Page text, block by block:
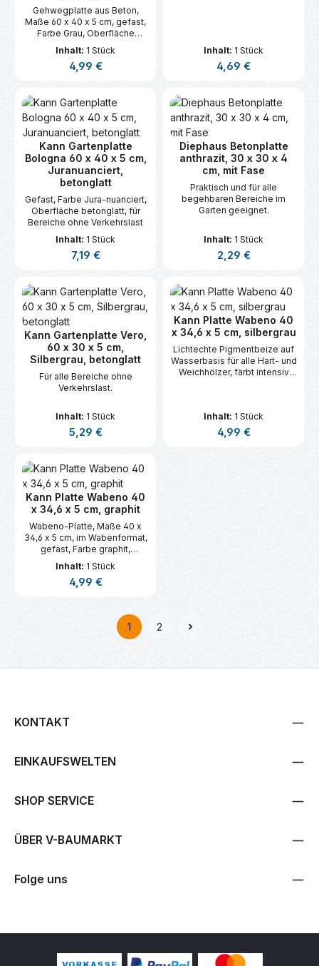
Gehwegplatte aus Beton,
Maße 60 x 40 x 5 cm, gefast,
Farbe Grau, Oberfläche
Verkehrslast. Paletteninhalt:
56.
Inhalt: 1 Stück
Regulärer Preis:
4,99 €
Inhalt: 1 Stück
Regulärer Preis:
4,69 €
Kann Gartenplatte
Bologna 60 x 40 x 5 cm,
Juranuanciert,
betonglatt
Gefast, Farbe Jura-nuanciert,
Oberfläche betonglatt, für
Bereiche ohne Verkehrslast
Inhalt: 1 Stück
Regulärer Preis:
7,19 €
Diephaus Betonplatte
anthrazit, 30 x 30 x 4
cm, mit Fase
Praktisch und für alle
begehbaren Bereiche im
Garten geeignet.
Inhalt: 1 Stück
Regulärer Preis:
2,29 €
Kann Gartenplatte Vero,
60 x 30 x 5 cm,
Silbergrau, betonglatt
Für alle Bereiche ohne
Verkehrslast.
Inhalt: 1 Stück
Regulärer Preis:
5,29 €
Kann Platte Wabeno 40
x 34,6 x 5 cm, silbergrau
Lichtechte Pigmentbeize auf
Wasserbasis für alle Hart- und
Weichhölzer, färbt intensiv
Inhalt: 1 Stück
Regulärer Preis:
4,99 €
Kann Platte Wabeno 40
x 34,6 x 5 cm, graphit
Wabeno-Platte, Maße 40 x
34,6 x 5 cm, im Wabenformat,
gefast, Farbe graphit,
Bereiche ohne Verkehrslast.
Inhalt: 1 Stück
Regulärer Preis:
4,99 €
Seite
1
Seite
2
KONTAKT
EINKAUFSWELTEN
SHOP SERVICE
ÜBER V-BAUMARKT
Folge uns